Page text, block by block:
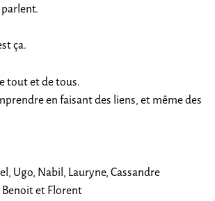
ça.
tout et de tous.
en faisant des liens, et même des
Ugo, Nabil, Lauryne, Cassandre
et Florent